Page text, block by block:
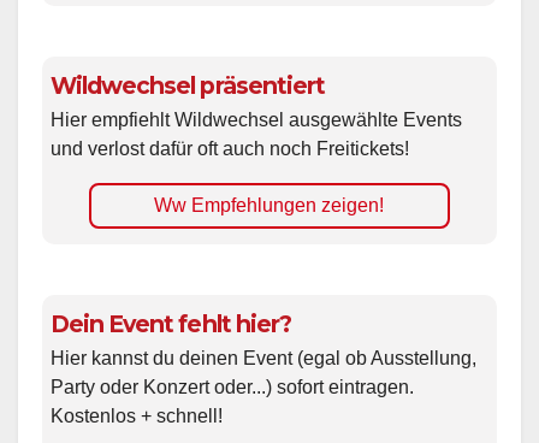
Wildwechsel präsentiert
Hier empfiehlt Wildwechsel ausgewählte Events
und verlost dafür oft auch noch Freitickets!
Ww Empfehlungen zeigen!
Dein Event fehlt hier?
Hier kannst du deinen Event (egal ob Ausstellung,
Party oder Konzert oder...) sofort eintragen.
Kostenlos + schnell!